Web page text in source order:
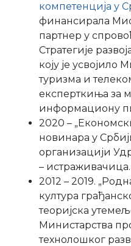
компетенција у
финансирала
партнер у
Стратегије
коју је усвојило
туризма и
експерткиња за
информациону
2020 –
новинара у
организацији
– истраживачица.
2012 – 2019.
култура
теоријска
Министарства
технолошког